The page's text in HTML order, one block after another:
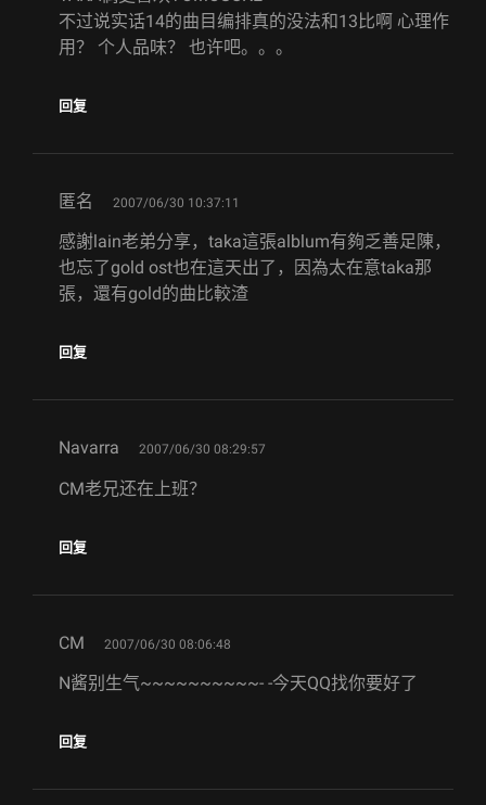
不过说实话14的曲目编排真的没法和13比啊 心理作
用？ 个人品味？ 也许吧。。。
回复
匿名 says:
2007/06/30 10:37:11
感謝lain老弟分享，taka這張alblum有夠乏善足陳，
也忘了gold ost也在這天出了，因為太在意taka那
張，還有gold的曲比較渣
回复
Navarra says:
2007/06/30 08:29:57
CM老兄还在上班？
回复
CM says:
2007/06/30 08:06:48
N酱别生气~~~~~~~~~~- -今天QQ找你要好了
回复